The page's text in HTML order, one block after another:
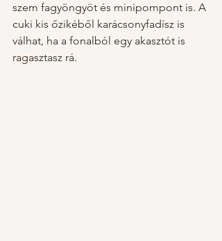
szem fagyöngyöt és minipompont is. A
cuki kis őzikéből karácsonyfadísz is
válhat, ha a fonalból egy akasztót is
ragasztasz rá.